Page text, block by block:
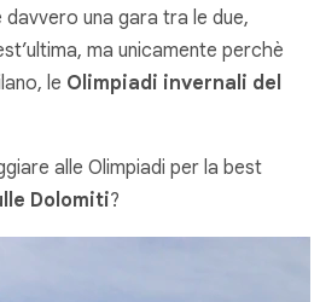
davvero una gara tra le due,
ma unicamente perchè
le Olimpiadi invernali del
alle Olimpiadi per la best
Dolomiti?